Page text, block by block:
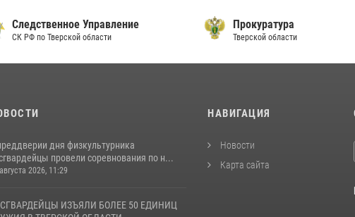
Следственное Управление
СК РФ по Тверской области
Прокуратура
Тверской области
дня физкультурника
провели соревнования по н...
2026, 11:29
ИЗЪЯЛИ БОЛЕЕ 50 ЕДИНИЦ
НАВИГАЦИЯ
Новости
Карта сайта